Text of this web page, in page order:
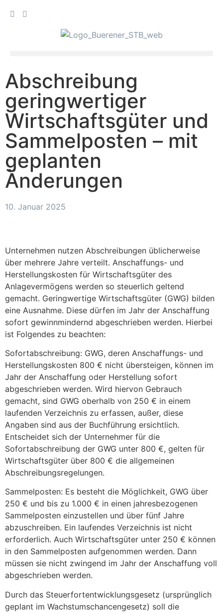
Abschreibung
geringwertiger
Wirtschaftsgüter und
Sammelposten – mit
geplanten
Änderungen
10. Januar 2025
Unternehmen nutzen Abschreibungen üblicherweise
über mehrere Jahre verteilt. Anschaffungs- und
Herstellungskosten für Wirtschaftsgüter des
Anlagevermögens werden so steuerlich geltend
gemacht. Geringwertige Wirtschaftsgüter (GWG) bilden
eine Ausnahme. Diese dürfen im Jahr der Anschaffung
sofort gewinnmindernd abgeschrieben werden. Hierbei
ist Folgendes zu beachten:
Sofortabschreibung: GWG, deren Anschaffungs- und
Herstellungskosten 800 € nicht übersteigen, können im
Jahr der Anschaffung oder Herstellung sofort
abgeschrieben werden. Wird hiervon Gebrauch
gemacht, sind GWG oberhalb von 250 € in einem
laufenden Verzeichnis zu erfassen, außer, diese
Angaben sind aus der Buchführung ersichtlich.
Entscheidet sich der Unternehmer für die
Sofortabschreibung der GWG unter 800 €, gelten für
Wirtschaftsgüter über 800 € die allgemeinen
Abschreibungsregelungen.
Sammelposten: Es besteht die Möglichkeit, GWG über
250 € und bis zu 1.000 € in einen jahresbezogenen
Sammelposten einzustellen und über fünf Jahre
abzuschreiben. Ein laufendes Verzeichnis ist nicht
erforderlich. Auch Wirtschaftsgüter unter 250 € können
in den Sammelposten aufgenommen werden. Dann
müssen sie nicht zwingend im Jahr der Anschaffung voll
abgeschrieben werden.
Durch das Steuerfortentwicklungsgesetz (ursprünglich
geplant im Wachstumschancengesetz) soll die